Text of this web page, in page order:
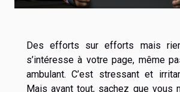
Des efforts sur efforts mais
s’intéresse à votre page, même
ambulant. C’est stressant et
Mais avant tout, sachez que vous